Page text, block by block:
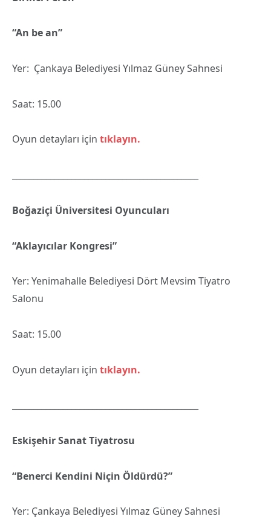
“An be an”
Yer: Çankaya Belediyesi Yılmaz Güney Sahnesi
Saat: 15.00
Oyun detayları için tıklayın.
Boğaziçi Üniversitesi Oyuncuları
“Aklayıcılar Kongresi”
Yer: Yenimahalle Belediyesi Dört Mevsim Tiyatro
Salonu
Saat: 15.00
Oyun detayları için tıklayın.
Eskişehir Sanat Tiyatrosu
“Benerci Kendini Niçin Öldürdü?”
Yer: Çankaya Belediyesi Yılmaz Güney Sahnesi